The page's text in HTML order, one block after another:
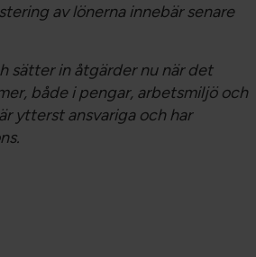
av lönerna innebär senare
sätter in åtgärder nu när det
både i pengar, arbetsmiljö och
ytterst ansvariga och har